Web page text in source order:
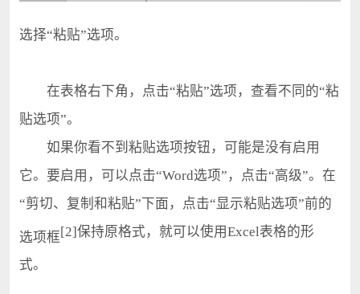
选择“粘贴”选项。
在表格右下角，点击“粘贴”选项，查看不同的“粘
贴选项”。
如果你看不到粘贴选项按钮，可能是没有启用
它。要启用，可以点击“Word选项”，点击“高级”。在
“剪切、复制和粘贴”下面，点击“显示粘贴选项”前的
选项框[2]保持原格式，就可以使用Excel表格的形
式。